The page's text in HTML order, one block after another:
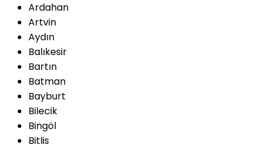
Ardahan
Artvin
Aydın
Balıkesir
Bartın
Batman
Bayburt
Bilecik
Bingöl
Bitlis